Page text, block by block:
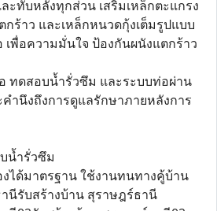
ะทับหลังทุกส่วน เสริมเหล็กตะแกรง
กร้าว และเหล็กหนวดกุ้งเต็มรูปแบบ
เพื่อความมั่นใจ ป้องกันผนังแตกร้าว
ทดสอบน้ำรั่วซึม และระบบท่อผ่าน
ำนึงถึงการดูแลรักษาภายหลังการ
น้ำรั่วซึม
ได้มาตรฐาน ใช้งานทนทางคู้บ้าน
นีรับสร้างบ้าน สุราษฎร์ธานี